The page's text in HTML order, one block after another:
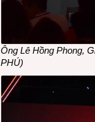
Ông Lê Hồng Phong,
PHÚ)